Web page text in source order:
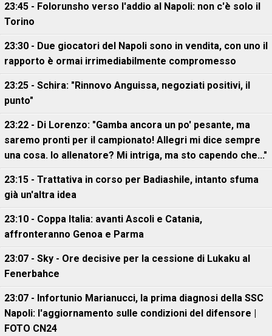
23:45 - Folorunsho verso l'addio al Napoli: non c'è solo il
Torino
23:30 - Due giocatori del Napoli sono in vendita, con uno il
rapporto è ormai irrimediabilmente compromesso
23:25 - Schira: "Rinnovo Anguissa, negoziati positivi, il
punto"
23:22 - Di Lorenzo: "Gamba ancora un po' pesante, ma
saremo pronti per il campionato! Allegri mi dice sempre
una cosa. Io allenatore? Mi intriga, ma sto capendo che..."
23:15 - Trattativa in corso per Badiashile, intanto sfuma
già un'altra idea
23:10 - Coppa Italia: avanti Ascoli e Catania,
affronteranno Genoa e Parma
23:07 - Sky - Ore decisive per la cessione di Lukaku al
Fenerbahce
23:07 - Infortunio Marianucci, la prima diagnosi della SSC
Napoli: l'aggiornamento sulle condizioni del difensore |
FOTO CN24